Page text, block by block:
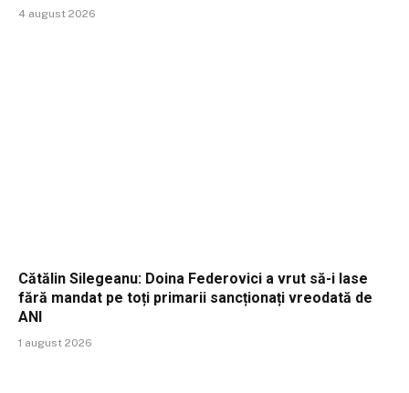
4 august 2026
Cătălin Silegeanu: Doina Federovici a vrut să-i lase
fără mandat pe toți primarii sancționați vreodată de
ANI
1 august 2026